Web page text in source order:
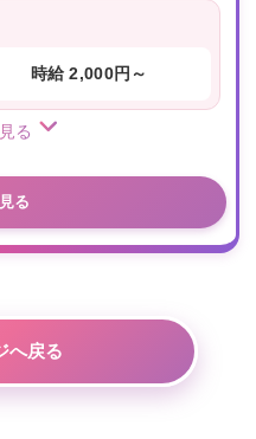
時給 2,000円～
る
る
へ戻る